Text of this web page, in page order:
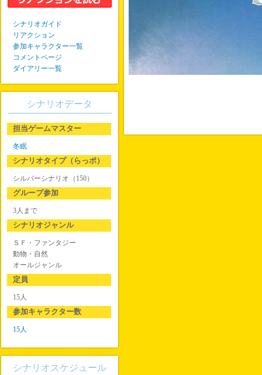
シナリオガイド
リアクション
参加キャラクター一覧
コメントページ
ダイアリー一覧
シナリオデータ
担当ゲームマスター
冬眠
シナリオタイプ（らっポ）
シルバーシナリオ（150）
グループ参加
3人まで
シナリオジャンル
ＳＦ・ファンタジー
動物・自然
オールジャンル
定員
15人
参加キャラクター数
15人
シナリオスケジュール